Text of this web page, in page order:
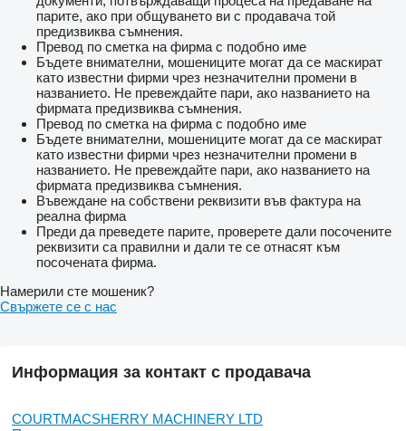
парите, ако при общуването ви с продавача той
предизвиква съмнения.
Превод по сметка на фирма с подобно име
Бъдете внимателни, мошениците могат да се маскират
като известни фирми чрез незначителни промени в
названието. Не превеждайте пари, ако названието на
фирмата предизвиква съмнения.
Превод по сметка на фирма с подобно име
Бъдете внимателни, мошениците могат да се маскират
като известни фирми чрез незначителни промени в
названието. Не превеждайте пари, ако названието на
фирмата предизвиква съмнения.
Въвеждане на собствени реквизити във фактура на
реална фирма
Преди да преведете парите, проверете дали посочените
реквизити са правилни и дали те се отнасят към
посочената фирма.
Намерили сте мошеник?
Свържете се с нас
Информация за контакт с продавача
COURTMACSHERRY MACHINERY LTD